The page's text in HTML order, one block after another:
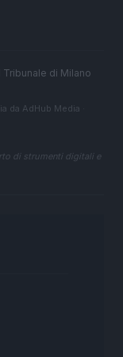
di Milano
da AdHub Media
di strumenti digitali e